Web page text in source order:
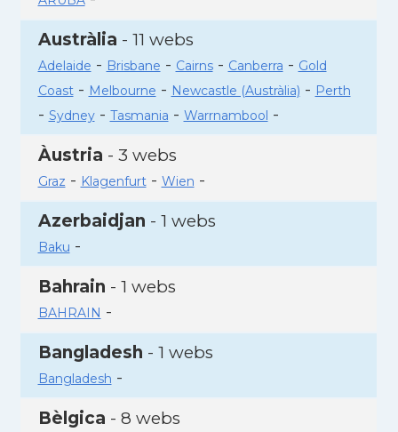
Austràlia - 11 webs
Adelaide - Brisbane - Cairns- Canberra - Gold
Coast- Melbourne - Newcastle (Austràlia) - Perth
- Sydney- Tasmania - Warrnambool -
Àustria - 3 webs
Graz - Klagenfurt- Wien -
Azerbaidjan - 1 webs
Baku -
Bahrain - 1 webs
BAHRAIN -
Bangladesh - 1 webs
Bangladesh -
Bèlgica - 8 webs